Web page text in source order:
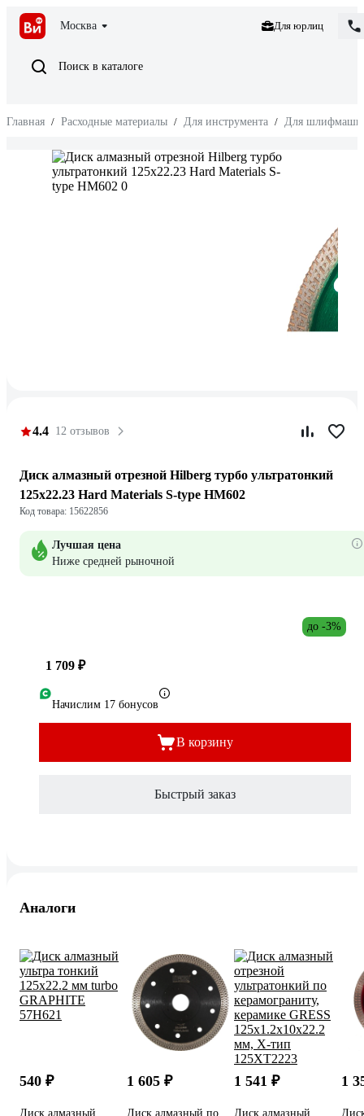
Москва Для юрлиц
Поиск в каталоге
Главная / Расходные материалы / Для инструмента / Для
4.4 12 отзывов
Диск алмазный отрезной Hilberg турбо ультратонкий
125x22.23 Hard Materials S-type HM602
Код товара: 15622856
Лучшая цена
Ниже средней рыночной
до -3%
1 709 ₽
Начислим 17 бонусов
В корзину
Быстрый заказ
Аналоги
540 ₽
Диск алмазный
1 605 ₽
Диск алмазный по
1 541 ₽
Диск алмазный
1